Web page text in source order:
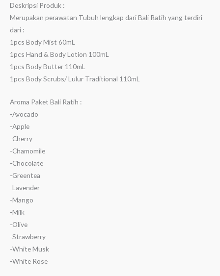
Deskripsi Produk :
Merupakan perawatan Tubuh lengkap dari Bali Ratih yang terdiri
dari :
1pcs Body Mist 60mL
1pcs Hand & Body Lotion 100mL
1pcs Body Butter 110mL
1pcs Body Scrubs/ Lulur Traditional 110mL
Aroma Paket Bali Ratih :
-Avocado
-Apple
-Cherry
-Chamomile
-Chocolate
-Greentea
-Lavender
-Mango
-Milk
-Olive
-Strawberry
-White Musk
-White Rose